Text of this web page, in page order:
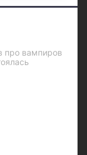
про вампиров